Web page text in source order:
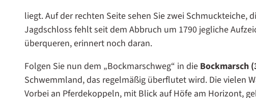
liegt. Auf der rechten Seite sehen Sie zwei
Jagdschloss fehlt seit dem Abbruch um 1790 jegliche
überqueren, erinnert noch daran.
Folgen Sie nun dem „Bockmarschweg“ in die Bockmarsch
Schwemmland, das regelmäßig überflutet wird. Die vielen
Vorbei an Pferdekoppeln, mit Blick auf Höfe am Horizont,